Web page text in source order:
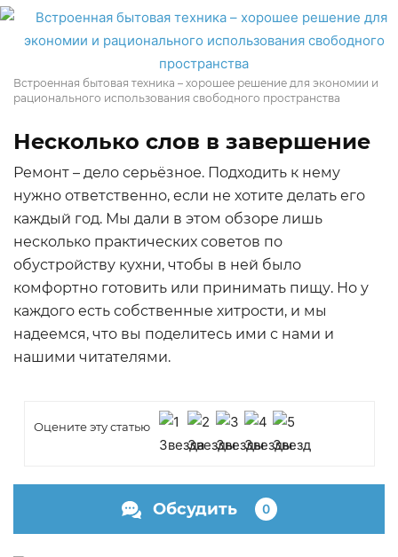
Встроенная бытовая техника – хорошее решение для экономии и
рационального использования свободного пространства
Несколько слов в завершение
Ремонт – дело серьёзное. Подходить к нему
нужно ответственно, если не хотите делать его
каждый год. Мы дали в этом обзоре лишь
несколько практических советов по
обустройству кухни, чтобы в ней было
комфортно готовить или принимать пищу. Но у
каждого есть собственные хитрости, и мы
надеемся, что вы поделитесь ими с нами и
нашими читателями.
Оцените эту статью
Обсудить 0